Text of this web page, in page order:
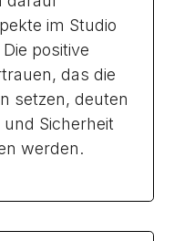
im Studio
positive
das die
setzen, deuten
Sicherheit
werden.